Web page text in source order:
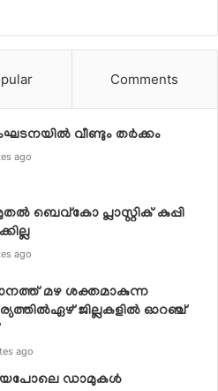
Comments
വീണ്ടും തര്‍ക്കം
ago
ബെവ്കോ പ്ലാസ്റ്റിക് കുപ്പി
ago
മഴ ശക്തമാകുന്ന
ജില്ലകളില്‍ ഓറഞ്ച്
ago
ഡാമുകൾ